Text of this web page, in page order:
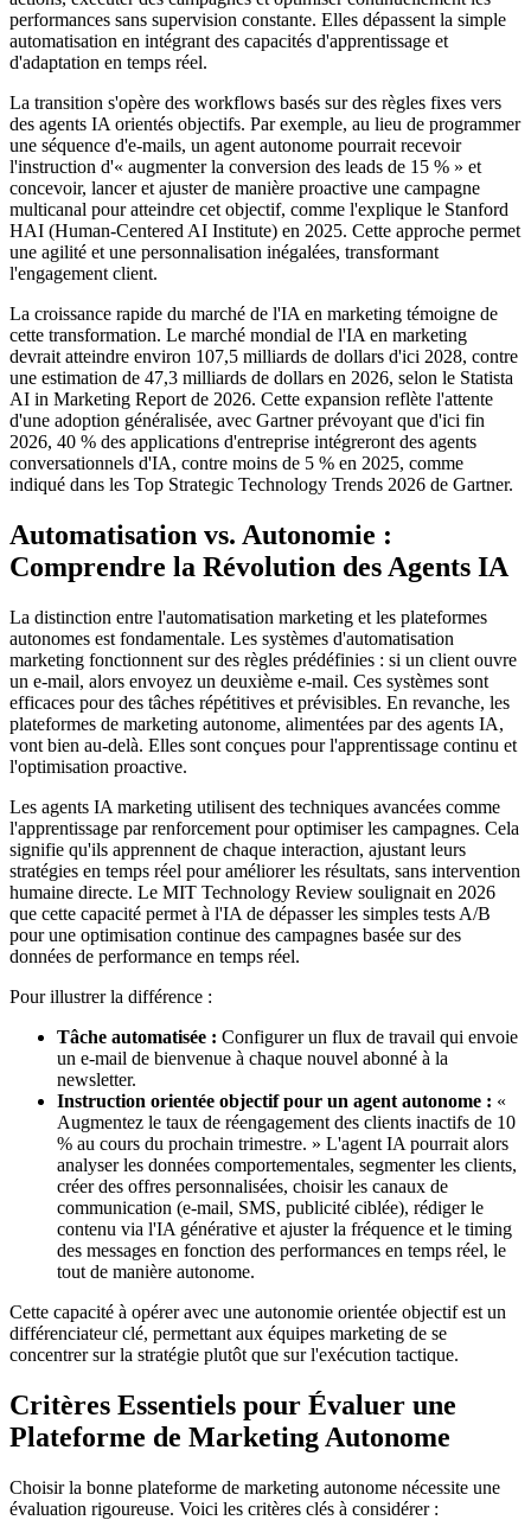
performances sans supervision constante. Elles dépassent la simple
automatisation en intégrant des capacités d'apprentissage et
d'adaptation en temps réel.
La transition s'opère des workflows basés sur des règles fixes vers
des agents IA orientés objectifs. Par exemple, au lieu de programmer
une séquence d'e-mails, un agent autonome pourrait recevoir
l'instruction d'« augmenter la conversion des leads de 15 % » et
concevoir, lancer et ajuster de manière proactive une campagne
multicanal pour atteindre cet objectif, comme l'explique le Stanford
HAI (Human-Centered AI Institute) en 2025. Cette approche permet
une agilité et une personnalisation inégalées, transformant
l'engagement client.
La croissance rapide du marché de l'IA en marketing témoigne de
cette transformation. Le marché mondial de l'IA en marketing
devrait atteindre environ 107,5 milliards de dollars d'ici 2028, contre
une estimation de 47,3 milliards de dollars en 2026, selon le Statista
AI in Marketing Report de 2026. Cette expansion reflète l'attente
d'une adoption généralisée, avec Gartner prévoyant que d'ici fin
2026, 40 % des applications d'entreprise intégreront des agents
conversationnels d'IA, contre moins de 5 % en 2025, comme
indiqué dans les Top Strategic Technology Trends 2026 de Gartner.
Automatisation vs. Autonomie :
Comprendre la Révolution des Agents IA
La distinction entre l'automatisation marketing et les plateformes
autonomes est fondamentale. Les systèmes d'automatisation
marketing fonctionnent sur des règles prédéfinies : si un client ouvre
un e-mail, alors envoyez un deuxième e-mail. Ces systèmes sont
efficaces pour des tâches répétitives et prévisibles. En revanche, les
plateformes de marketing autonome, alimentées par des agents IA,
vont bien au-delà. Elles sont conçues pour l'apprentissage continu et
l'optimisation proactive.
Les agents IA marketing utilisent des techniques avancées comme
l'apprentissage par renforcement pour optimiser les campagnes. Cela
signifie qu'ils apprennent de chaque interaction, ajustant leurs
stratégies en temps réel pour améliorer les résultats, sans intervention
humaine directe. Le MIT Technology Review soulignait en 2026
que cette capacité permet à l'IA de dépasser les simples tests A/B
pour une optimisation continue des campagnes basée sur des
données de performance en temps réel.
Pour illustrer la différence :
Tâche automatisée : Configurer un flux de travail qui envoie
un e-mail de bienvenue à chaque nouvel abonné à la
newsletter.
Instruction orientée objectif pour un agent autonome : «
Augmentez le taux de réengagement des clients inactifs de 10
% au cours du prochain trimestre. » L'agent IA pourrait alors
analyser les données comportementales, segmenter les clients,
créer des offres personnalisées, choisir les canaux de
communication (e-mail, SMS, publicité ciblée), rédiger le
contenu via l'IA générative et ajuster la fréquence et le timing
des messages en fonction des performances en temps réel, le
tout de manière autonome.
Cette capacité à opérer avec une autonomie orientée objectif est un
différenciateur clé, permettant aux équipes marketing de se
concentrer sur la stratégie plutôt que sur l'exécution tactique.
Critères Essentiels pour Évaluer une
Plateforme de Marketing Autonome
Choisir la bonne plateforme de marketing autonome nécessite une
évaluation rigoureuse. Voici les critères clés à considérer :